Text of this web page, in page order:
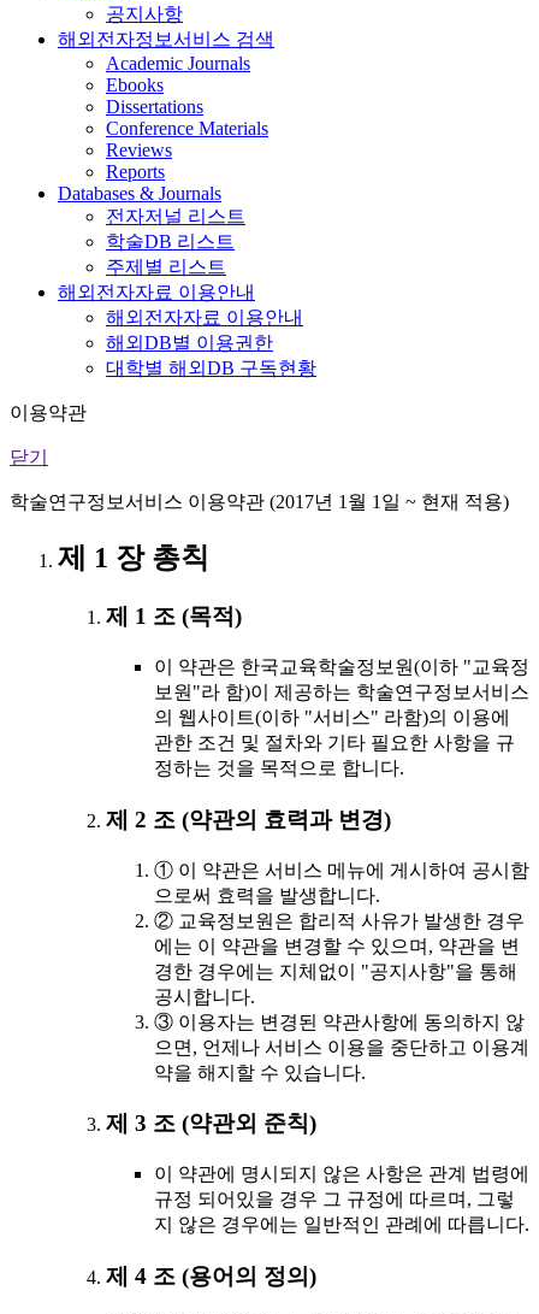
공지사항
해외전자정보서비스 검색
Academic Journals
Ebooks
Dissertations
Conference Materials
Reviews
Reports
Databases & Journals
전자저널 리스트
학술DB 리스트
주제별 리스트
해외전자자료 이용안내
해외전자자료 이용안내
해외DB별 이용권한
대학별 해외DB 구독현황
이용약관
닫기
학술연구정보서비스 이용약관 (2017년 1월 1일 ~ 현재 적용)
제 1 장 총칙
제 1 조 (목적)
이 약관은 한국교육학술정보원(이하 "교육정
보원"라 함)이 제공하는 학술연구정보서비스
의 웹사이트(이하 "서비스" 라함)의 이용에
관한 조건 및 절차와 기타 필요한 사항을 규
정하는 것을 목적으로 합니다.
제 2 조 (약관의 효력과 변경)
① 이 약관은 서비스 메뉴에 게시하여 공시함
으로써 효력을 발생합니다.
② 교육정보원은 합리적 사유가 발생한 경우
에는 이 약관을 변경할 수 있으며, 약관을 변
경한 경우에는 지체없이 "공지사항"을 통해
공시합니다.
③ 이용자는 변경된 약관사항에 동의하지 않
으면, 언제나 서비스 이용을 중단하고 이용계
약을 해지할 수 있습니다.
제 3 조 (약관외 준칙)
이 약관에 명시되지 않은 사항은 관계 법령에
규정 되어있을 경우 그 규정에 따르며, 그렇
지 않은 경우에는 일반적인 관례에 따릅니다.
제 4 조 (용어의 정의)